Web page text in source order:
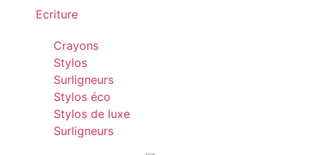
Ecriture
Crayons
Stylos
Surligneurs
Stylos éco
Stylos de luxe
Surligneurs